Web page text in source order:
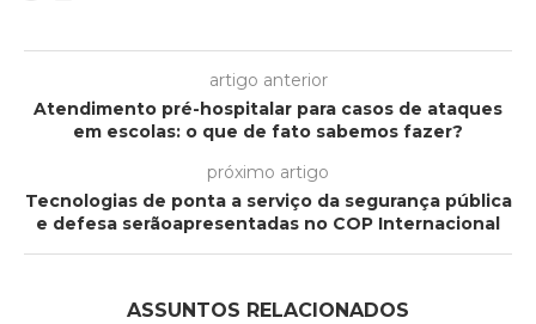
artigo anterior
Atendimento pré-hospitalar para casos de ataques
em escolas: o que de fato sabemos fazer?
próximo artigo
Tecnologias de ponta a serviço da segurança pública
e defesa serãoapresentadas no COP Internacional
ASSUNTOS RELACIONADOS